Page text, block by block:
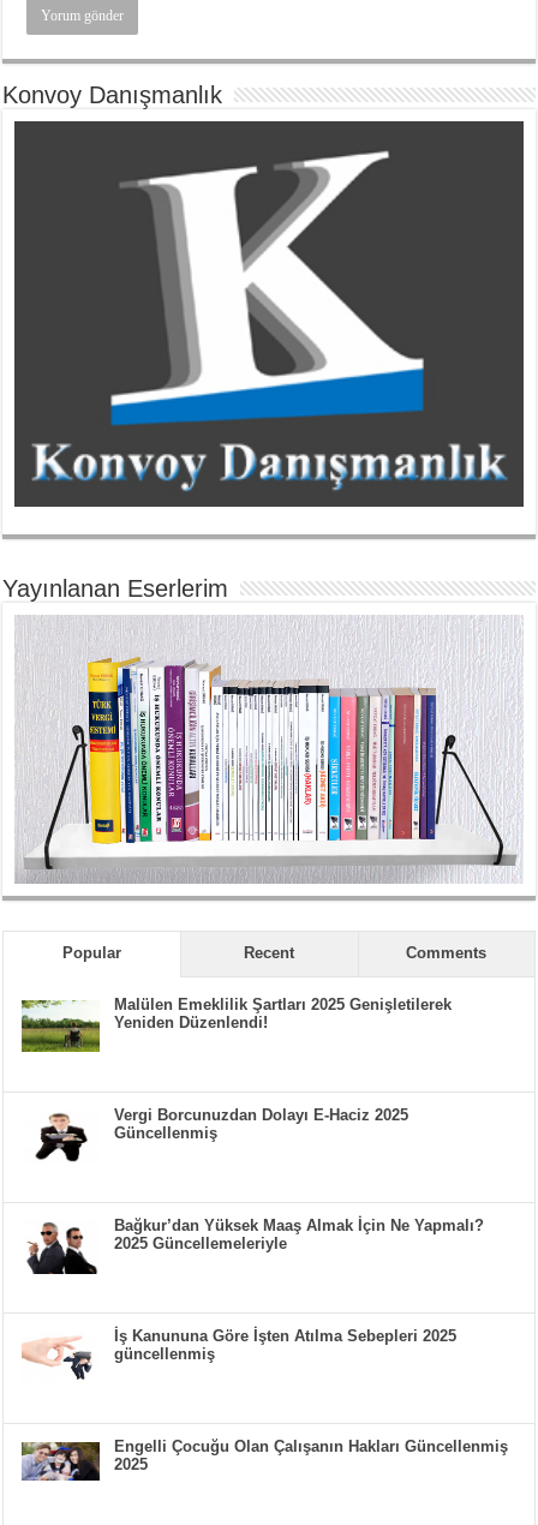
Konvoy Danışmanlık
Yayınlanan Eserlerim
Popular Recent Comments
Malülen Emeklilik Şartları 2025 Genişletilerek
Yeniden Düzenlendi!
Vergi Borcunuzdan Dolayı E-Haciz 2025
Güncellenmiş
Bağkur’dan Yüksek Maaş Almak İçin Ne Yapmalı?
2025 Güncellemeleriyle
İş Kanununa Göre İşten Atılma Sebepleri 2025
güncellenmiş
Engelli Çocuğu Olan Çalışanın Hakları Güncellenmiş
2025